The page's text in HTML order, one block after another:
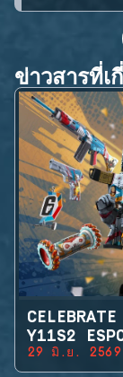
ข่าวสารที่เ
Y11S2
29 มิ.ย. 2569